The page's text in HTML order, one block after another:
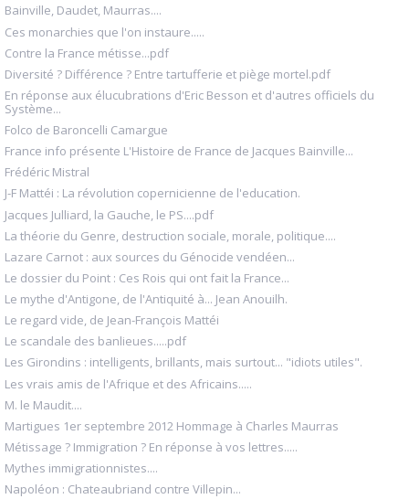
Bainville, Daudet, Maurras....
Ces monarchies que l'on instaure.....
Contre la France métisse...pdf
Diversité ? Différence ? Entre tartufferie et piège mortel.pdf
En réponse aux élucubrations d'Eric Besson et d'autres officiels du
Système...
Folco de Baroncelli Camargue
France info présente L'Histoire de France de Jacques Bainville...
Frédéric Mistral
J-F Mattéi : La révolution copernicienne de l'education.
Jacques Julliard, la Gauche, le PS....pdf
La théorie du Genre, destruction sociale, morale, politique....
Lazare Carnot : aux sources du Génocide vendéen...
Le dossier du Point : Ces Rois qui ont fait la France...
Le mythe d'Antigone, de l'Antiquité à... Jean Anouilh.
Le regard vide, de Jean-François Mattéi
Le scandale des banlieues.....pdf
Les Girondins : intelligents, brillants, mais surtout... "idiots utiles".
Les vrais amis de l'Afrique et des Africains.....
M. le Maudit....
Martigues 1er septembre 2012 Hommage à Charles Maurras
Métissage ? Immigration ? En réponse à vos lettres.....
Mythes immigrationnistes....
Napoléon : Chateaubriand contre Villepin...